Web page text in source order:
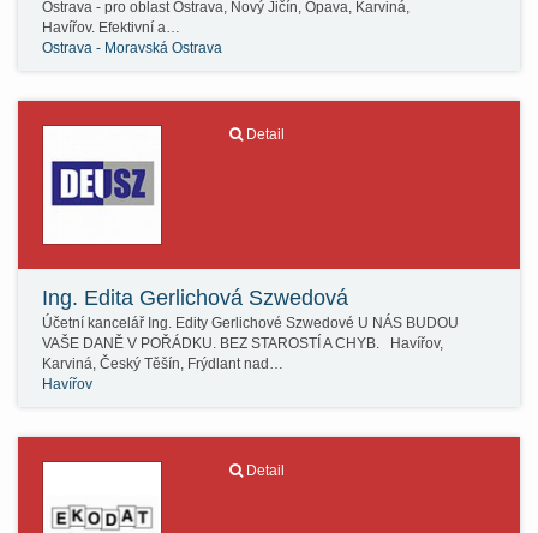
Ostrava - pro oblast Ostrava, Nový Jičín, Opava, Karviná,
Havířov. Efektivní a…
Ostrava - Moravská Ostrava
Detail
Ing. Edita Gerlichová Szwedová
Účetní kancelář Ing. Edity Gerlichové Szwedové U NÁS BUDOU
VAŠE DANĚ V POŘÁDKU. BEZ STAROSTÍ A CHYB. Havířov,
Karviná, Český Těšín, Frýdlant nad…
Havířov
Detail